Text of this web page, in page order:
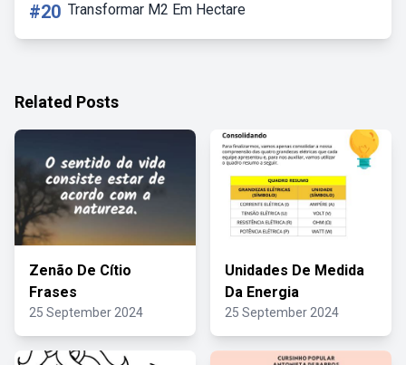
#20 Transformar M2 Em Hectare
Related Posts
Zenão De Cítio
Frases
25 September 2024
Unidades De Medida
Da Energia
25 September 2024